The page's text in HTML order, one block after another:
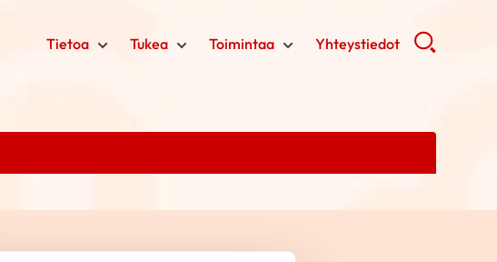
Tietoa Tukea Toimintaa Yhteystiedot